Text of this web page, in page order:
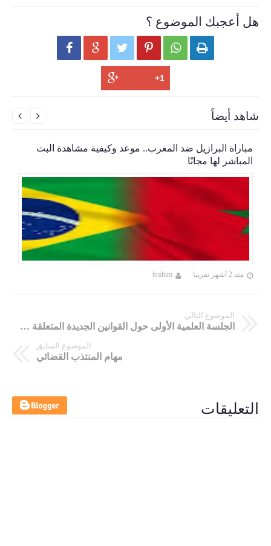
هل أعجبك الموضوع ؟
     
شاهد أيضاً
مباراة البرازيل ضد المغرب.. موعد وكيفية مشاهدة البث
المباشر لها مجانًا
منذ 2 أشهر تقريبا brahim
 
الموضوع التالي
الجلسة العلمية الأولى حول القوانين الجديدة المتعلقة بالجماعات و الأراضي السلالية منتزه المربوح
الموضوع السابق
مهام المنتذب القضائي
التعليقات